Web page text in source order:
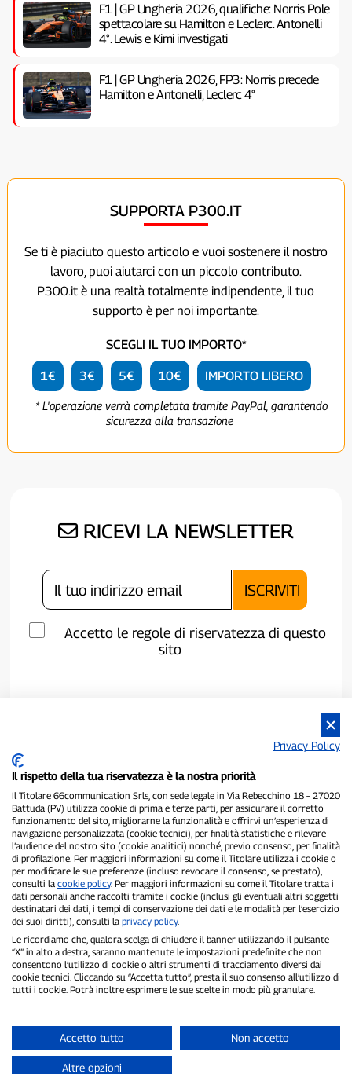
F1 | GP Ungheria 2026, qualifiche: Norris Pole
spettacolare su Hamilton e Leclerc. Antonelli
4°. Lewis e Kimi investigati
F1 | GP Ungheria 2026, FP3: Norris precede
Hamilton e Antonelli, Leclerc 4°
SUPPORTA P300.IT
Se ti è piaciuto questo articolo e vuoi sostenere il nostro
lavoro, puoi aiutarci con un piccolo contributo.
P300.it è una realtà totalmente indipendente, il tuo
supporto è per noi importante.
SCEGLI IL TUO IMPORTO*
1€ 3€ 5€ 10€ IMPORTO LIBERO
* L'operazione verrà completata tramite PayPal, garantendo
sicurezza alla transazione
RICEVI LA NEWSLETTER
Accetto le regole di riservatezza di questo
sito
P300.it è una Testata Giornalistica indipendente
Registrazione numero 1/2021 del 1/2/2021 - Tribunale di Pavia
Proprietario ed editore:66communication Srls- P.IVA
02798890188
Direttore Responsabile:Alessandro Secchi- Vicedirettore:Federico
Benedusi
Privacy Policy-Cookie Policy
"Se è successo davvero, lo trovi su P300.it"
Copyright © P300.it 2012-2026
Privacy Policy
Il rispetto della tua riservatezza è la nostra priorità
Il Titolare 66communication Srls, con sede legale in Via Rebecchino 18 – 27020
Battuda (PV) utilizza cookie di prima e terze parti, per assicurare il corretto
funzionamento del sito, migliorarne la funzionalità e offrirvi un’esperienza di
navigazione personalizzata (cookie tecnici), per finalità statistiche e rilevare
l’audience del nostro sito (cookie analitici) nonché, previo consenso, per finalità
di profilazione. Per maggiori informazioni su come il Titolare utilizza i cookie o
per modificare le sue preferenze (incluso revocare il consenso, se prestato),
consulti la cookie policy. Per maggiori informazioni su come il Titolare tratta i
dati personali anche raccolti tramite i cookie (inclusi gli eventuali altri soggetti
destinatari dei dati, i tempi di conservazione dei dati e le modalità per l’esercizio
dei suoi diritti), consulti la privacy policy.
Le ricordiamo che, qualora scelga di chiudere il banner utilizzando il pulsante
“X” in alto a destra, saranno mantenute le impostazioni predefinite che non
consentono l’utilizzo di cookie o altri strumenti di tracciamento diversi dai
cookie tecnici. Cliccando su “Accetta tutto”, presta il suo consenso all’utilizzo di
tutti i cookie. Potrà inoltre esprimere le sue scelte in modo più granulare.
Accetto tutto Non accetto
Altre opzioni